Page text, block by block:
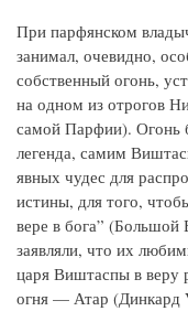
При парфянском
занимал, очевидно,
собственный огонь,
на одном из отрогов
самой Парфии). Огонь
легенда, самим
явных чудес для
истины, для того,
вере в бога”
заявляли, что их
царя Виштаспы в веру
огня — Атар